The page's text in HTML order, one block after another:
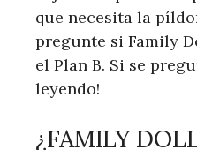
que necesita la
pregunte si Family
el Plan B. Si se
leyendo!
¿FAMILY